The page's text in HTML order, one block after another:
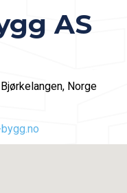
AS
Norge